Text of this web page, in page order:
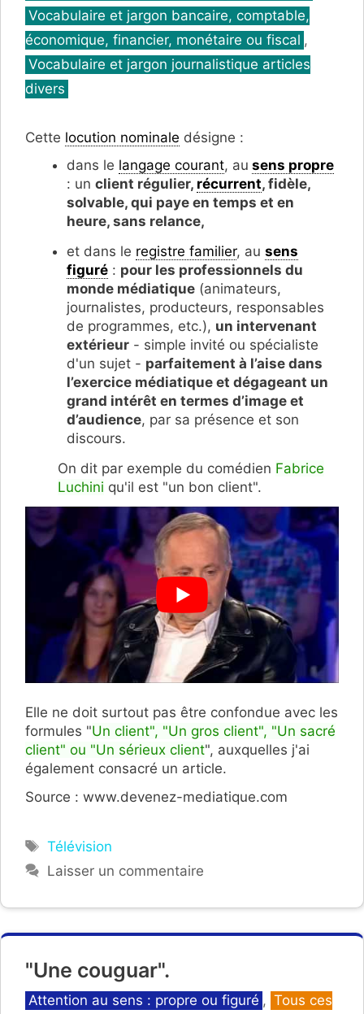
Vocabulaire et jargon bancaire, comptable,
économique, financier, monétaire ou fiscal ,
Vocabulaire et jargon journalistique articles
divers
Cette locution nominale désigne :
dans le langage courant, au sens propre
: un client régulier, récurrent, fidèle,
solvable, qui paye en temps et en
heure, sans relance,
et dans le registre familier, au sens
figuré : pour les professionnels du
monde médiatique (animateurs,
journalistes, producteurs, responsables
de programmes, etc.), un intervenant
extérieur - simple invité ou spécialiste
d'un sujet - parfaitement à l’aise dans
l’exercice médiatique et dégageant un
grand intérêt en termes d’image et
d’audience, par sa présence et son
discours.
On dit par exemple du comédien Fabrice
Luchini qu'il est "un bon client".
Elle ne doit surtout pas être confondue avec les
formules "Un client", "Un gros client", "Un sacré
client" ou "Un sérieux client", auxquelles j'ai
également consacré un article.
Source : www.devenez-mediatique.com
Étiquettes
Télévision
Laisser un commentaire
"Une couguar".
Catégories
Attention au sens : propre ou figuré , Tous ces